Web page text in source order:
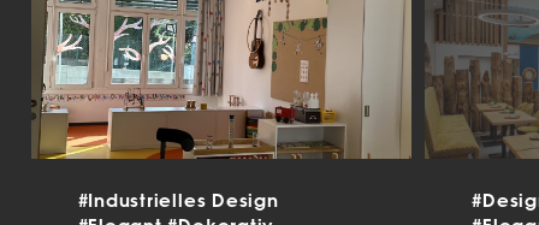
#Industrielles Design